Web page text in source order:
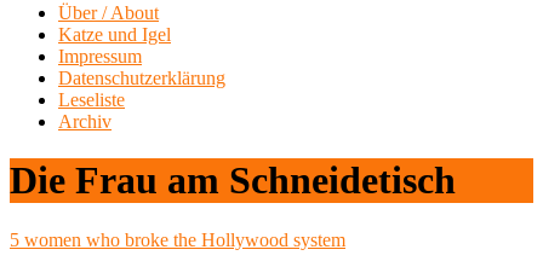
Über / About
Katze und Igel
Impressum
Datenschutzerklärung
Leseliste
Archiv
Die Frau am Schneidetisch
5 women who broke the Hollywood system